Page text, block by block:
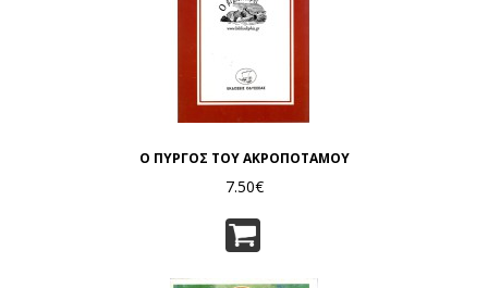
Ο ΠΥΡΓΟΣ ΤΟΥ ΑΚΡΟΠΟΤΑΜΟΥ
7.50€